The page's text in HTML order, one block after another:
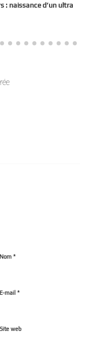
: naissance d’un ultra
Nom*
E-mail*
Site web